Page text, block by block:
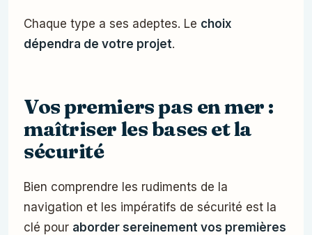
Chaque type a ses adeptes. Le choix
dépendra de votre projet.
Vos premiers pas en mer :
maîtriser les bases et la
sécurité
Bien comprendre les rudiments de la
navigation et les impératifs de sécurité est la
clé pour aborder sereinement vos premières